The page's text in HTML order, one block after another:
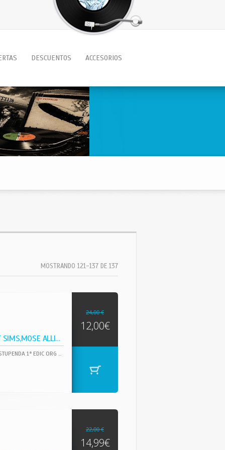
DESCUENTOS ACCESORIOS
MOSTRANDO 121-137 DE 137
ORG. EDIT. USA !! ZOOT SIMS,MOSE ALLISON,TEO MACERO,
MAS QUE CURIOSO ALBUN Y TODA UNA JOYA PARA AMANTES DEL JAZZ MAS GENUINO... ESTUPENDA 1ª EDIC ORG USA EN GRAN ESTADO, EDITADA EN 1959 POR EL SELLO COLUMBIA LOS MIMEBROS DE LA FORMACION SON INCREIBLES Y HOY EN DIA LEGENDARIOS MUSICOS DE JAZZ, COMO: TEDDY CHARLES, PHIL WOODS, BOBBY BROOKMEYER, SIR CHARLES THOMPSON, ZOOT SIMS, MOSE ALLISON, DAVE MCKENNA, JIMMY RANEY, TEO MACERO, ETC
24,00 €
12,00€
22,00 €
14,99€